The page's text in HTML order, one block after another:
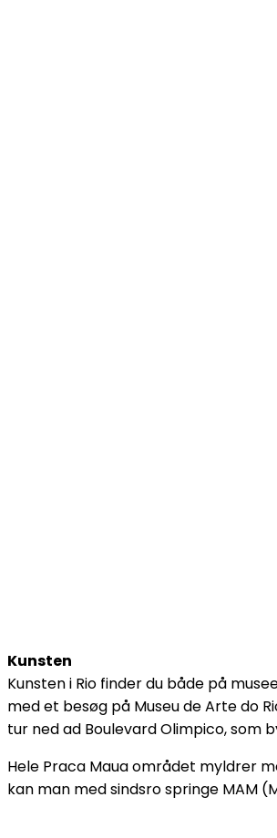
Kunsten
Kunsten i Rio finder du både på
med et besøg på Museu de Arte do
tur ned ad Boulevard Olimpico, som
Hele Praca Maua området myldrer
kan man med sindsro springe MAM